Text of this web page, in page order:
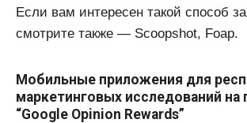
Если вам интересен такой способ
смотрите также — Scoopshot, Foap.
Мобильные приложения для
маркетинговых исследований на
“Google Opinion Rewards”